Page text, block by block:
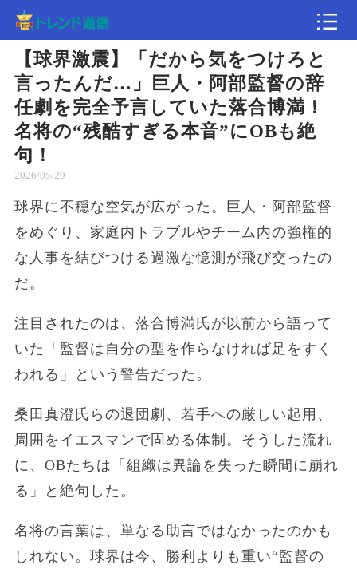
【球界激震】「だから気をつけろと
言ったんだ…」巨人・阿部監督の辞
任劇を完全予言していた落合博満！
名将の“残酷すぎる本音”にOBも絶
句！
2026/05/29
球界に不穏な空気が広がった。巨人・阿部監督
をめぐり、家庭内トラブルやチーム内の強権的
な人事を結びつける過激な憶測が飛び交ったの
だ。
注目されたのは、落合博満氏が以前から語って
いた「監督は自分の型を作らなければ足をすく
われる」という警告だった。
桑田真澄氏らの退団劇、若手への厳しい起用、
周囲をイエスマンで固める体制。そうした流れ
に、OBたちは「組織は異論を失った瞬間に崩れ
る」と絶句した。
名将の言葉は、単なる助言ではなかったのかも
しれない。球界は今、勝利よりも重い“監督の
記事
速報